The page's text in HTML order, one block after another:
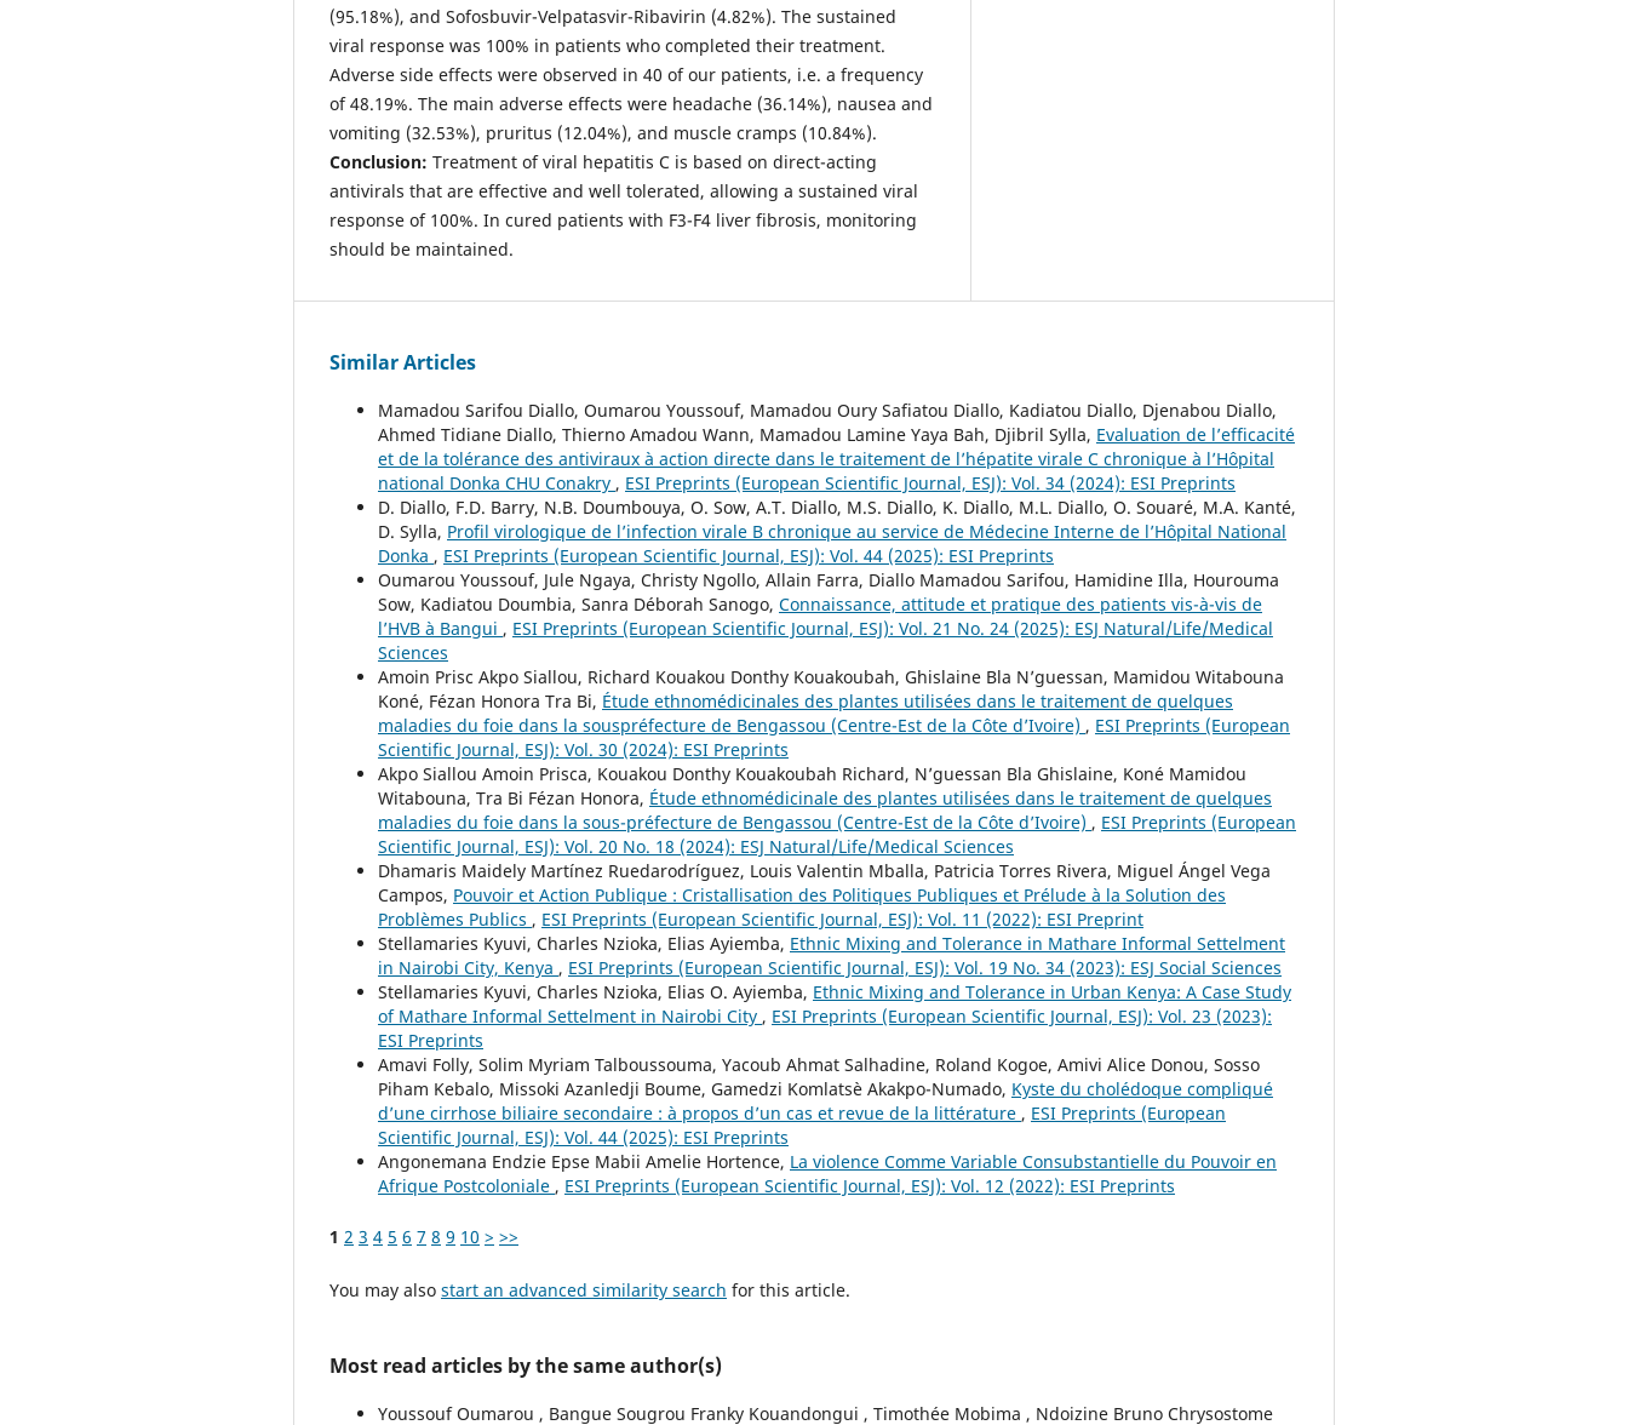
(95.18%), and Sofosbuvir-Velpatasvir-Ribavirin (4.82%). The sustained
viral response was 100% in patients who completed their treatment.
Adverse side effects were observed in 40 of our patients, i.e. a frequency
of 48.19%. The main adverse effects were headache (36.14%), nausea and
vomiting (32.53%), pruritus (12.04%), and muscle cramps (10.84%).
Conclusion: Treatment of viral hepatitis C is based on direct-acting
antivirals that are effective and well tolerated, allowing a sustained viral
response of 100%. In cured patients with F3-F4 liver fibrosis, monitoring
should be maintained.
Similar Articles
Mamadou Sarifou Diallo, Oumarou Youssouf, Mamadou Oury Safiatou Diallo, Kadiatou Diallo, Djenabou Diallo,
Ahmed Tidiane Diallo, Thierno Amadou Wann, Mamadou Lamine Yaya Bah, Djibril Sylla, Evaluation de l’efficacité
et de la tolérance des antiviraux à action directe dans le traitement de l’hépatite virale C chronique à l’Hôpital
national Donka CHU Conakry , ESI Preprints (European Scientific Journal, ESJ): Vol. 34 (2024): ESI Preprints
D. Diallo, F.D. Barry, N.B. Doumbouya, O. Sow, A.T. Diallo, M.S. Diallo, K. Diallo, M.L. Diallo, O. Souaré, M.A. Kanté,
D. Sylla, Profil virologique de l’infection virale B chronique au service de Médecine Interne de l’Hôpital National
Donka , ESI Preprints (European Scientific Journal, ESJ): Vol. 44 (2025): ESI Preprints
Oumarou Youssouf, Jule Ngaya, Christy Ngollo, Allain Farra, Diallo Mamadou Sarifou, Hamidine Illa, Hourouma
Sow, Kadiatou Doumbia, Sanra Déborah Sanogo, Connaissance, attitude et pratique des patients vis-à-vis de
l’HVB à Bangui , ESI Preprints (European Scientific Journal, ESJ): Vol. 21 No. 24 (2025): ESJ Natural/Life/Medical
Sciences
Amoin Prisc Akpo Siallou, Richard Kouakou Donthy Kouakoubah, Ghislaine Bla N’guessan, Mamidou Witabouna
Koné, Fézan Honora Tra Bi, Étude ethnomédicinales des plantes utilisées dans le traitement de quelques
maladies du foie dans la souspréfecture de Bengassou (Centre-Est de la Côte d’Ivoire) , ESI Preprints (European
Scientific Journal, ESJ): Vol. 30 (2024): ESI Preprints
Akpo Siallou Amoin Prisca, Kouakou Donthy Kouakoubah Richard, N’guessan Bla Ghislaine, Koné Mamidou
Witabouna, Tra Bi Fézan Honora, Étude ethnomédicinale des plantes utilisées dans le traitement de quelques
maladies du foie dans la sous-préfecture de Bengassou (Centre-Est de la Côte d’Ivoire) , ESI Preprints (European
Scientific Journal, ESJ): Vol. 20 No. 18 (2024): ESJ Natural/Life/Medical Sciences
Dhamaris Maidely Martínez Ruedarodríguez, Louis Valentin Mballa, Patricia Torres Rivera, Miguel Ángel Vega
Campos, Pouvoir et Action Publique : Cristallisation des Politiques Publiques et Prélude à la Solution des
Problèmes Publics , ESI Preprints (European Scientific Journal, ESJ): Vol. 11 (2022): ESI Preprint
Stellamaries Kyuvi, Charles Nzioka, Elias Ayiemba, Ethnic Mixing and Tolerance in Mathare Informal Settelment
in Nairobi City, Kenya , ESI Preprints (European Scientific Journal, ESJ): Vol. 19 No. 34 (2023): ESJ Social Sciences
Stellamaries Kyuvi, Charles Nzioka, Elias O. Ayiemba, Ethnic Mixing and Tolerance in Urban Kenya: A Case Study
of Mathare Informal Settelment in Nairobi City , ESI Preprints (European Scientific Journal, ESJ): Vol. 23 (2023):
ESI Preprints
Amavi Folly, Solim Myriam Talboussouma, Yacoub Ahmat Salhadine, Roland Kogoe, Amivi Alice Donou, Sosso
Piham Kebalo, Missoki Azanledji Boume, Gamedzi Komlatsè Akakpo-Numado, Kyste du cholédoque compliqué
d’une cirrhose biliaire secondaire : à propos d’un cas et revue de la littérature , ESI Preprints (European
Scientific Journal, ESJ): Vol. 44 (2025): ESI Preprints
Angonemana Endzie Epse Mabii Amelie Hortence, La violence Comme Variable Consubstantielle du Pouvoir en
Afrique Postcoloniale , ESI Preprints (European Scientific Journal, ESJ): Vol. 12 (2022): ESI Preprints
1 2 3 4 5 6 7 8 9 10 > >>
You may also start an advanced similarity search for this article.
Most read articles by the same author(s)
Youssouf Oumarou , Bangue Sougrou Franky Kouandongui , Timothée Mobima , Ndoizine Bruno Chrysostome